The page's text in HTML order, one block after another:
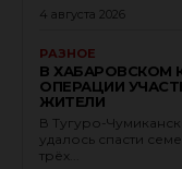
4 августа 2026
РАЗНОЕ
В ХАБАРОВСКОМ
ОПЕРАЦИИ
ЖИТЕЛИ
В Тугуро-
удалось спасти
трёх...